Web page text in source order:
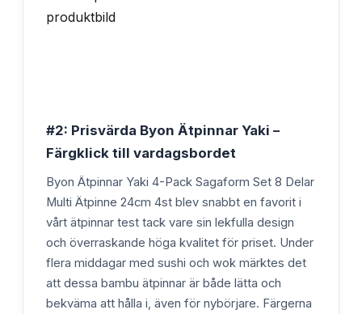
#2: Prisvärda Byon Ätpinnar Yaki –
Färgklick till vardagsbordet
Byon Ätpinnar Yaki 4-Pack Sagaform Set 8 Delar
Multi Ätpinne 24cm 4st blev snabbt en favorit i
vårt ätpinnar test tack vare sin lekfulla design
och överraskande höga kvalitet för priset. Under
flera middagar med sushi och wok märktes det
att dessa bambu ätpinnar är både lätta och
bekväma att hålla i, även för nybörjare. Färgerna